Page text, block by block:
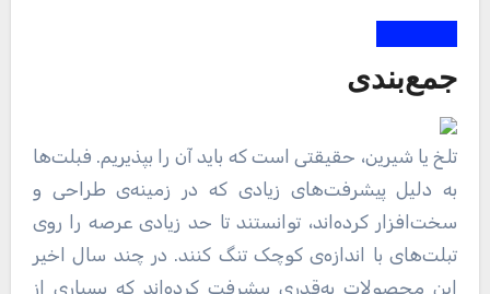
جمع‌بندی
تلخ یا شیرین، حقیقتی است که باید آن را بپذیریم. فبلت‌ها
به دلیل پیشرفت‌های زیادی که در زمینه‌ی طراحی و
سخت‌افزار کرده‌اند، توانستند تا حد زیادی عرصه را روی
تبلت‌های با اندازه‌ی کوچک تنگ کنند. در چند سال اخیر
این محصولات به‌قدری پیشرفت کرده‌اند که بسیاری از